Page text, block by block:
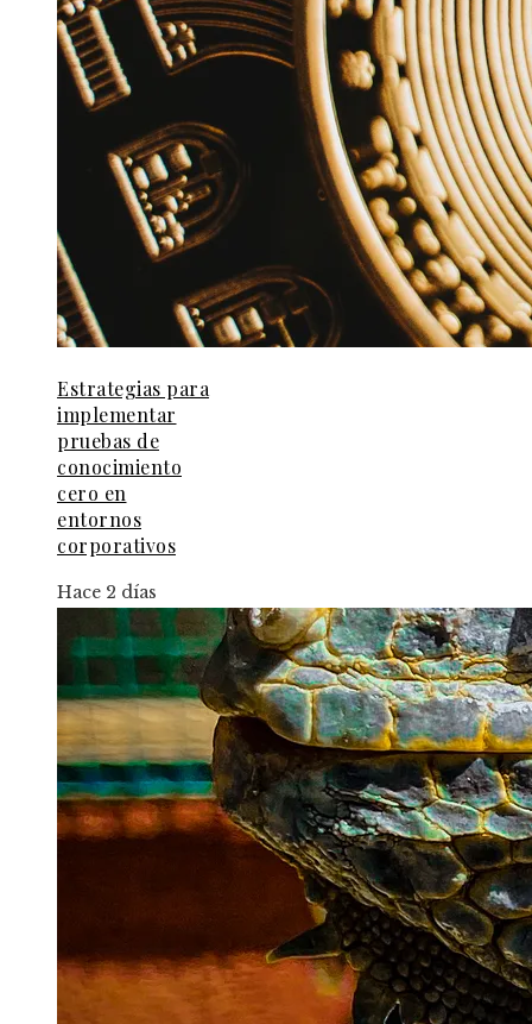
Estrategias para
implementar
pruebas de
conocimiento
cero en
entornos
corporativos
Hace 2 días